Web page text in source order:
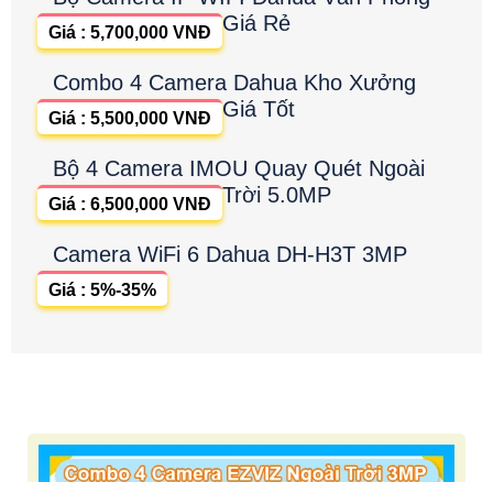
Giá Rẻ
Giá : 5,700,000 VNĐ
Combo 4 Camera Dahua Kho Xưởng
Giá Tốt
Giá : 5,500,000 VNĐ
Bộ 4 Camera IMOU Quay Quét Ngoài
Trời 5.0MP
Giá : 6,500,000 VNĐ
Camera WiFi 6 Dahua DH-H3T 3MP
Giá : 5%-35%